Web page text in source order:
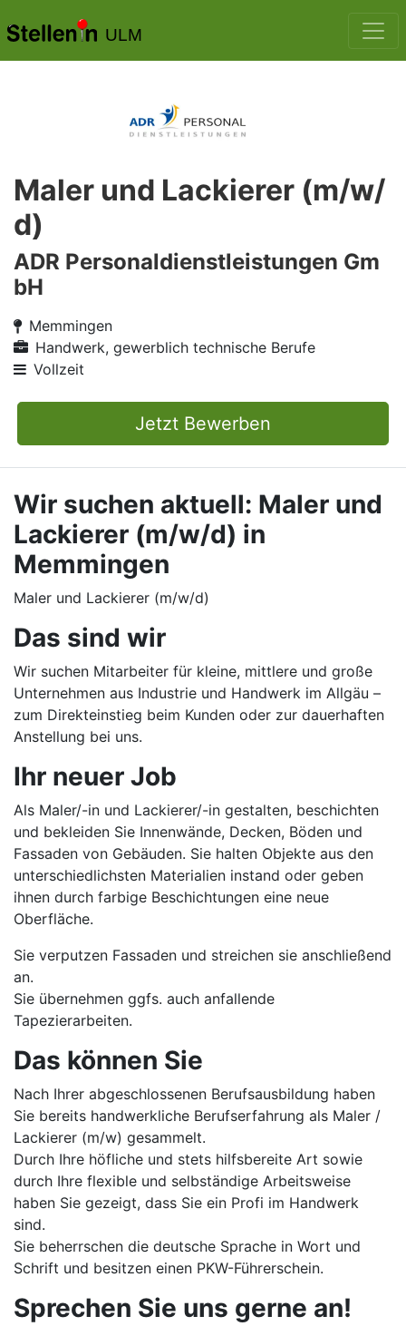
ULM
Maler und Lackierer (m/w/
d)
ADR Personaldienstleistungen Gm
bH
Memmingen
Handwerk, gewerblich technische Berufe
Vollzeit
Jetzt Bewerben
Wir suchen aktuell: Maler und
Lackierer (m/w/d) in
Memmingen
Maler und Lackierer (m/w/d)
Das sind wir
Wir suchen Mitarbeiter für kleine, mittlere und große
Unternehmen aus Industrie und Handwerk im Allgäu –
zum Direkteinstieg beim Kunden oder zur dauerhaften
Anstellung bei uns.
Ihr neuer Job
Als Maler/-in und Lackierer/-in gestalten, beschichten
und bekleiden Sie Innenwände, Decken, Böden und
Fassaden von Gebäuden. Sie halten Objekte aus den
unterschiedlichsten Materialien instand oder geben
ihnen durch farbige Beschichtungen eine neue
Oberfläche.
Sie verputzen Fassaden und streichen sie anschließend
an.
Sie übernehmen ggfs. auch anfallende
Tapezierarbeiten.
Das können Sie
Nach Ihrer abgeschlossenen Berufsausbildung haben
Sie bereits handwerkliche Berufserfahrung als Maler /
Lackierer (m/w) gesammelt.
Durch Ihre höfliche und stets hilfsbereite Art sowie
durch Ihre flexible und selbständige Arbeitsweise
haben Sie gezeigt, dass Sie ein Profi im Handwerk
sind.
Sie beherrschen die deutsche Sprache in Wort und
Schrift und besitzen einen PKW-Führerschein.
Sprechen Sie uns gerne an!